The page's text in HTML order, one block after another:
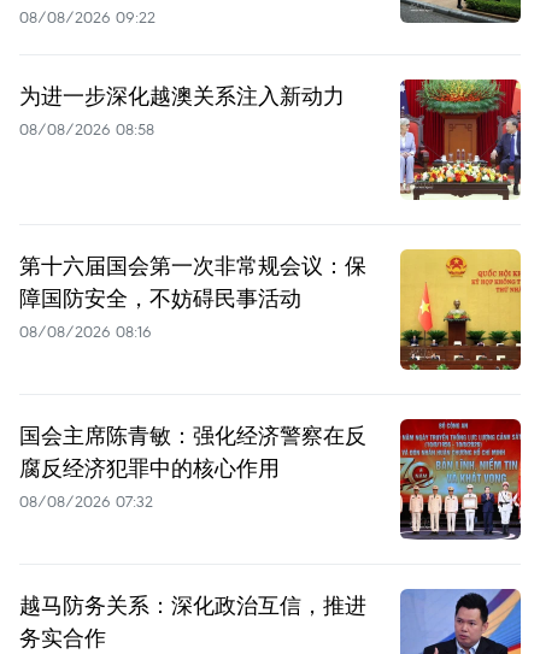
08/08/2026 09:22
为进一步深化越澳关系注入新动力
08/08/2026 08:58
第十六届国会第一次非常规会议：保
障国防安全，不妨碍民事活动
08/08/2026 08:16
国会主席陈青敏：强化经济警察在反
腐反经济犯罪中的核心作用
08/08/2026 07:32
越马防务关系：深化政治互信，推进
务实合作